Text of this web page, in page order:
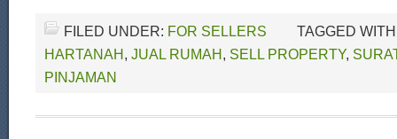
FILED UNDER: FOR SELLERS
TAGGED
HARTANAH, JUAL RUMAH, SELL PROPERTY,
PINJAMAN